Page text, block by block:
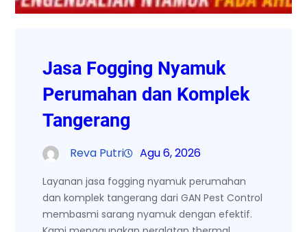
Jasa Fogging Nyamuk
Perumahan dan Komplek
Tangerang
Reva Putri Agu 6, 2026
Layanan jasa fogging nyamuk perumahan
dan komplek tangerang dari GAN Pest Control
membasmi sarang nyamuk dengan efektif.